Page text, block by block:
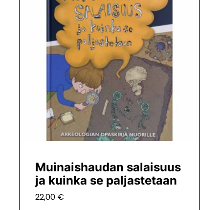
Muinaishaudan salaisuus
ja kuinka se paljastetaan
22,00 €